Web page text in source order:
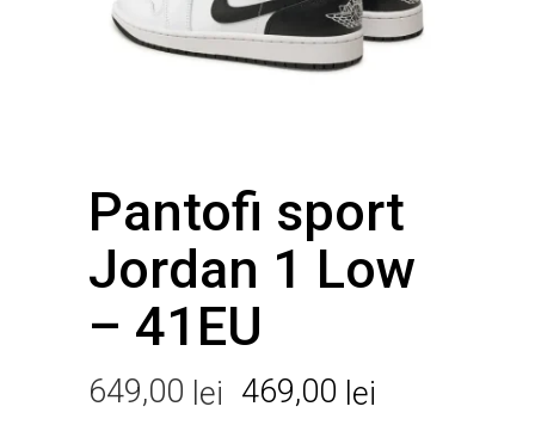
Pantofi sport
Jordan 1 Low
– 41EU
649,00 lei Prețul
469,00 lei